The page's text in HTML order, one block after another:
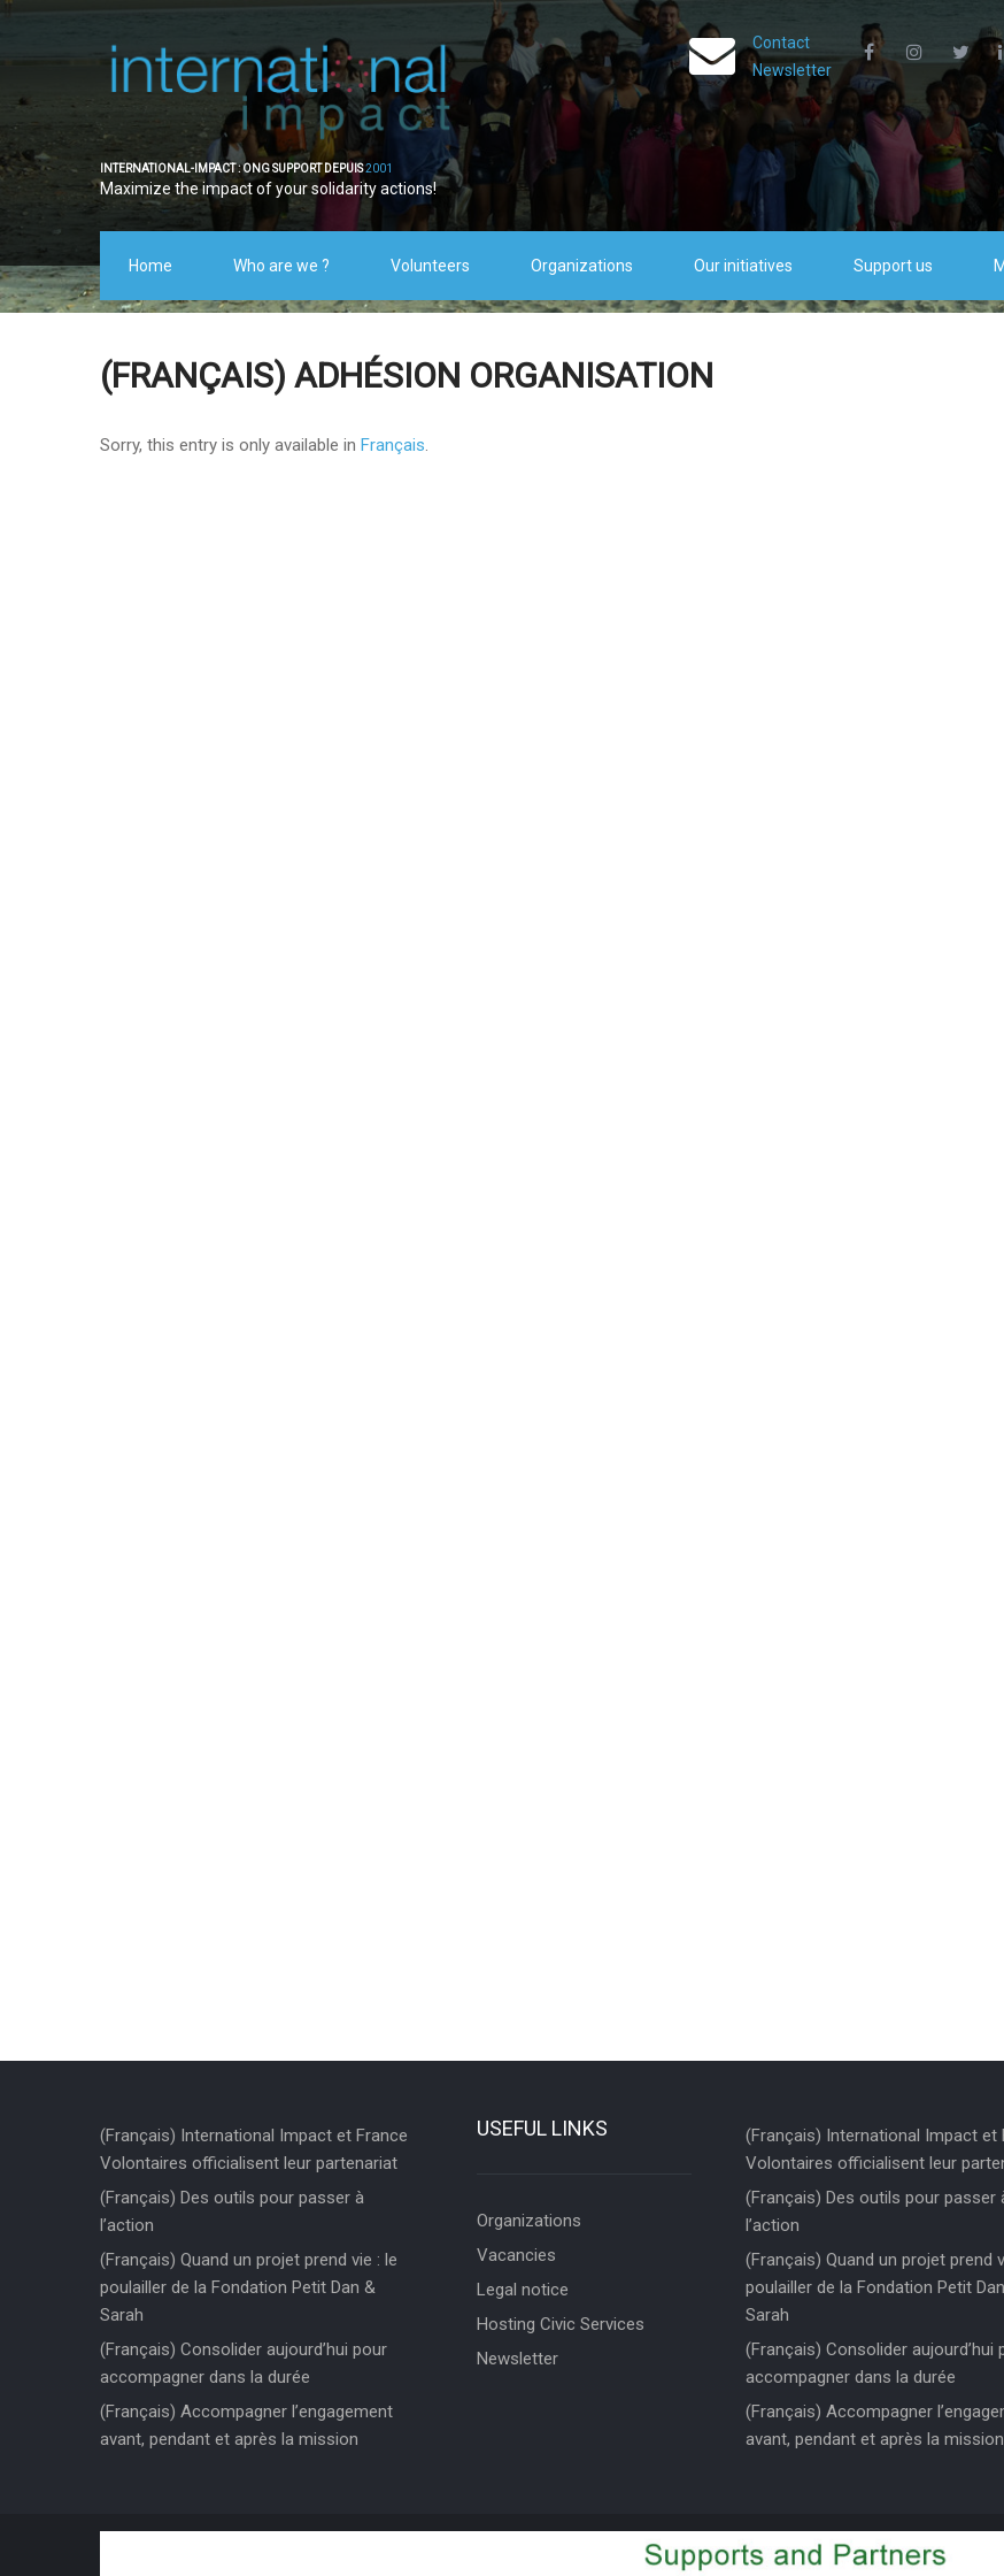
INTERNATIONAL-IMPACT : ONG SUPPORT DEPUIS2001
Maximize the impact of your solidarity actions!
Contact
Newsletter
Home Who are we ? Volunteers Organizations Our initiatives Support us
(FRANÇAIS) ADHÉSION ORGANISATION
Sorry, this entry is only available in Français.
(Français) International Impact et France
Volontaires officialisent leur partenariat
(Français) Des outils pour passer à
l’action
(Français) Quand un projet prend vie : le
poulailler de la Fondation Petit Dan &
Sarah
(Français) Consolider aujourd’hui pour
accompagner dans la durée
(Français) Accompagner l’engagement
avant, pendant et après la mission
USEFUL LINKS
Organizations
Vacancies
Legal notice
Hosting Civic Services
Newsletter
(Français) International Impact et
Volontaires officialisent leur
(Français) Des outils pour passer
l’action
(Français) Quand un projet prend
poulailler de la Fondation Petit
Sarah
(Français) Consolider aujourd’hui
accompagner dans la durée
(Français) Accompagner
avant, pendant et après la mission